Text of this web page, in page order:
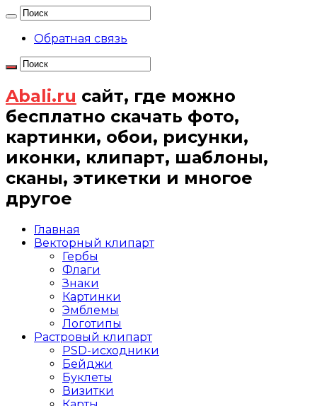
Обратная связь
Abali.ru сайт, где можно
бесплатно скачать фото,
картинки, обои, рисунки,
иконки, клипарт, шаблоны,
сканы, этикетки и многое
другое
Главная
Векторный клипарт
Гербы
Флаги
Знаки
Картинки
Эмблемы
Логотипы
Растровый клипарт
PSD-исходники
Бейджи
Буклеты
Визитки